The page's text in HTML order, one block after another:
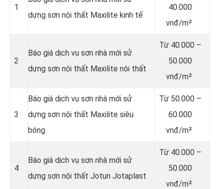
1
dựng sơn nội thất Maxilite kinh tế
40.000
vnđ/m²
2
Báo giá dịch vụ sơn nhà mới sử
dựng sơn nội thất Maxilite nội thất
Từ 40.000 –
50.000
vnđ/m²
3
Báo giá dịch vụ sơn nhà mới sử
dựng sơn nội thất Maxilite siêu
bóng
Từ 50.000 –
60.000
vnđ/m²
4
Báo giá dịch vụ sơn nhà mới sử
dựng sơn nội thất Jotun Jotaplast
Từ 40.000 –
50.000
vnđ/m²